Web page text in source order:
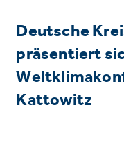
Deutsche
präsentiert
Kattowitz